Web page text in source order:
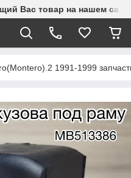
Вас товар на нашем
1991-1999